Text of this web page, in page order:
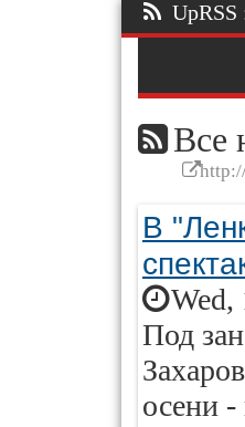
UpRSS
Все
В
Wed,
Под
осени